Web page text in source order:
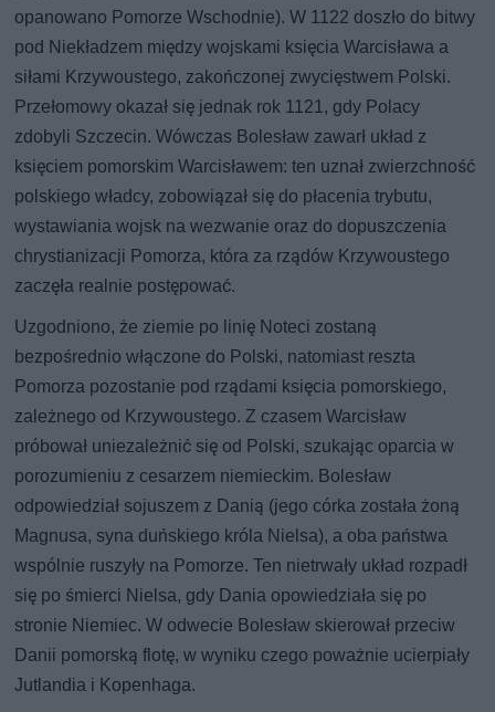
opanowano Pomorze Wschodnie). W 1122 doszło do bitwy
pod Niekładzem między wojskami księcia Warcisława a
siłami Krzywoustego, zakończonej zwycięstwem Polski.
Przełomowy okazał się jednak rok 1121, gdy Polacy
zdobyli Szczecin. Wówczas Bolesław zawarł układ z
księciem pomorskim Warcisławem: ten uznał zwierzchność
polskiego władcy, zobowiązał się do płacenia trybutu,
wystawiania wojsk na wezwanie oraz do dopuszczenia
chrystianizacji Pomorza, która za rządów Krzywoustego
zaczęła realnie postępować.
Uzgodniono, że ziemie po linię Noteci zostaną
bezpośrednio włączone do Polski, natomiast reszta
Pomorza pozostanie pod rządami księcia pomorskiego,
zależnego od Krzywoustego. Z czasem Warcisław
próbował uniezależnić się od Polski, szukając oparcia w
porozumieniu z cesarzem niemieckim. Bolesław
odpowiedział sojuszem z Danią (jego córka została żoną
Magnusa, syna duńskiego króla Nielsa), a oba państwa
wspólnie ruszyły na Pomorze. Ten nietrwały układ rozpadł
się po śmierci Nielsa, gdy Dania opowiedziała się po
stronie Niemiec. W odwecie Bolesław skierował przeciw
Danii pomorską flotę, w wyniku czego poważnie ucierpiały
Jutlandia i Kopenhaga.